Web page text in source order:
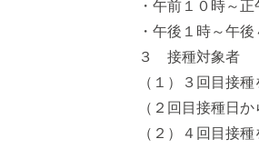
・午前１０時～
・午後１時～午
３ 接種対象者
（１）３回目接
（２回目接種日
（２）４回目接